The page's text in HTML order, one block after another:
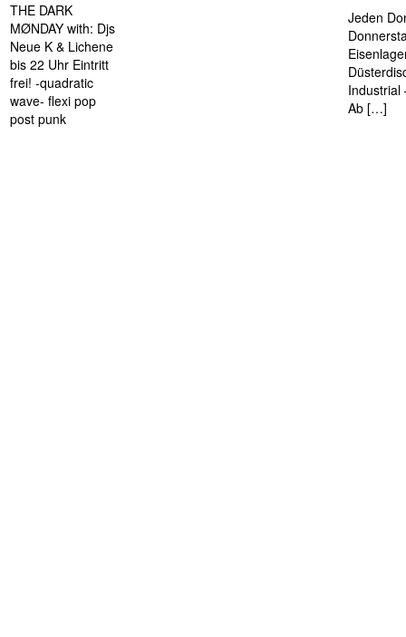
THE DARK
MØNDAY with: Djs
Neue K & Lichene
bis 22 Uhr Eintritt
frei! -quadratic
wave- flexi pop
post punk
Jeden
Industrial
Ab […]